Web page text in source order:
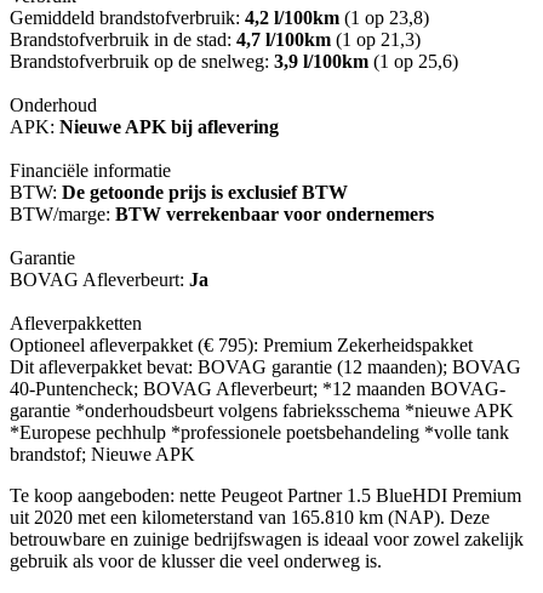
Gemiddeld brandstofverbruik: 4,2 l/100km (1 op 23,8)
Brandstofverbruik in de stad: 4,7 l/100km (1 op 21,3)
Brandstofverbruik op de snelweg: 3,9 l/100km (1 op 25,6)
Onderhoud
APK: Nieuwe APK bij aflevering
Financiële informatie
BTW: De getoonde prijs is exclusief BTW
BTW/marge: BTW verrekenbaar voor ondernemers
Garantie
BOVAG Afleverbeurt: Ja
Afleverpakketten
Optioneel afleverpakket (€ 795): Premium Zekerheidspakket
Dit afleverpakket bevat: BOVAG garantie (12 maanden); BOVAG
40-Puntencheck; BOVAG Afleverbeurt; *12 maanden BOVAG-
garantie *onderhoudsbeurt volgens fabrieksschema *nieuwe APK
*Europese pechhulp *professionele poetsbehandeling *volle tank
brandstof; Nieuwe APK
Te koop aangeboden: nette Peugeot Partner 1.5 BlueHDI Premium
uit 2020 met een kilometerstand van 165.810 km (NAP). Deze
betrouwbare en zuinige bedrijfswagen is ideaal voor zowel zakelijk
gebruik als voor de klusser die veel onderweg is.